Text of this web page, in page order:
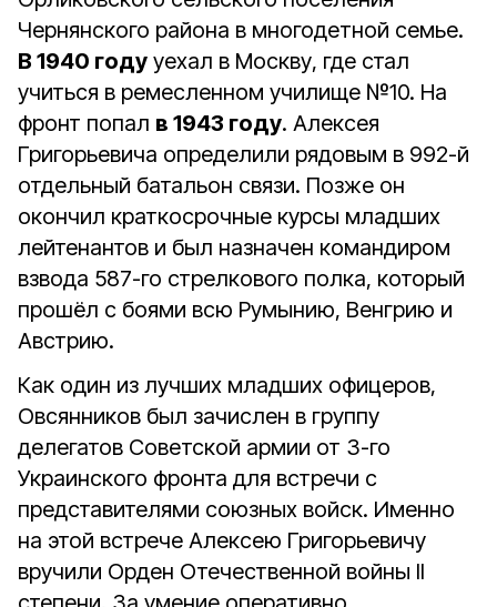
Чернянского района в многодетной семье.
В 1940 году уехал в Москву, где стал
учиться в ремесленном училище №10. На
фронт попал в 1943 году. Алексея
Григорьевича определили рядовым в 992-й
отдельный батальон связи. Позже он
окончил краткосрочные курсы младших
лейтенантов и был назначен командиром
взвода 587-го стрелкового полка, который
прошёл с боями всю Румынию, Венгрию и
Австрию.
Как один из лучших младших офицеров,
Овсянников был зачислен в группу
делегатов Советской армии от 3-го
Украинского фронта для встречи с
представителями союзных войск. Именно
на этой встрече Алексею Григорьевичу
вручили Орден Отечественной войны II